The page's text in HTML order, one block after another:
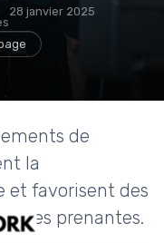
28 janvier 2025
de
la
et favorisent des
prenantes.